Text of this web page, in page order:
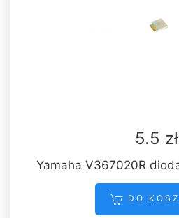
5.5 zł
Yamaha V367020R
DO